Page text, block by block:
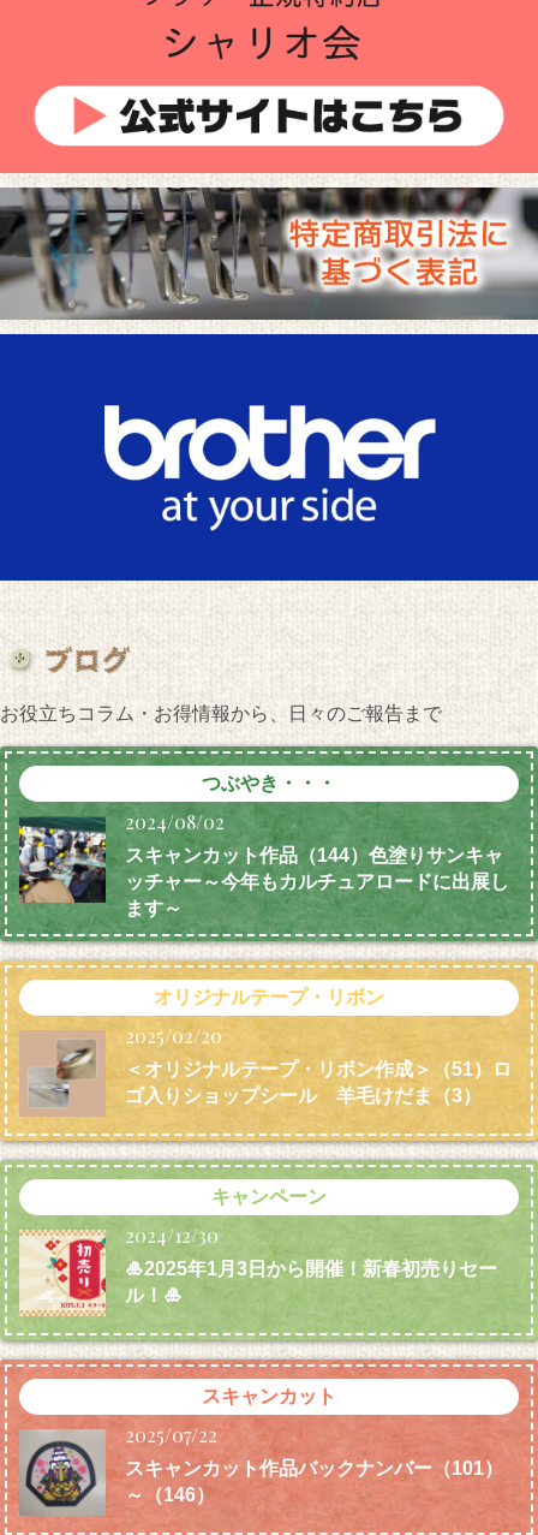
お役立ちコラム・お得情報から、日々のご報告まで
つぶやき・・・
2024/08/02
スキャンカット作品（144）色塗りサンキャ
ッチャー～今年もカルチュアロードに出展し
ます～
オリジナルテープ・リボン
2025/02/20
＜オリジナルテープ・リボン作成＞（51）ロ
ゴ入りショップシール 羊毛けだま （3）
キャンペーン
2024/12/30
🎍2025年1月3日から開催！新春初売りセー
ル！🎍
スキャンカット
2025/07/22
スキャンカット作品バックナンバー（101）
～（146）